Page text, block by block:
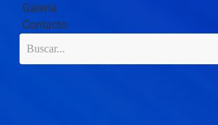
Galería
Contacto